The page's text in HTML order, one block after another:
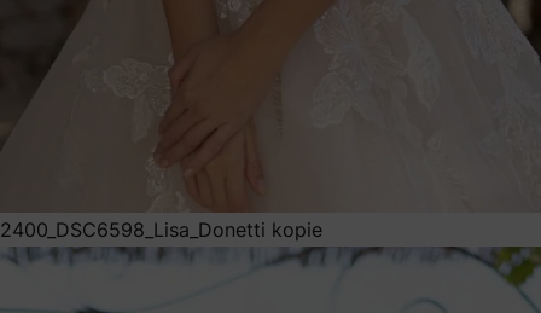
2400_DSC6598_Lisa_Donetti kopie